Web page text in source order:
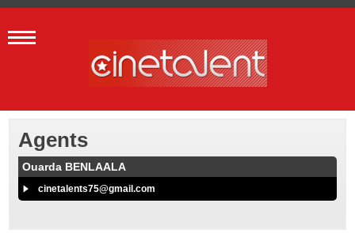
Agents
Ouarda BENLAALA
cinetalents75@gmail.com